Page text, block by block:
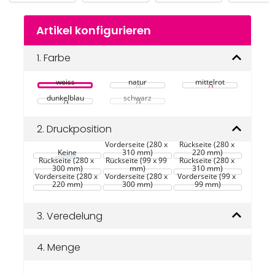
Zum
Anfang
Bildgalerie
Artikel konfigurieren
1. Farbe
weiss natur
mittelrot
dunkelblau
schwarz
2. Druckposition
Keine
Vorderseite (280 x
310 mm)
Rückseite (280 x
220 mm)
Rückseite (280 x
300 mm)
Rückseite (99 x 99
mm)
Rückseite (280 x
310 mm)
Vorderseite (280 x
220 mm)
Vorderseite (280 x
300 mm)
Vorderseite (99 x
99 mm)
3. Veredelung
4. Menge